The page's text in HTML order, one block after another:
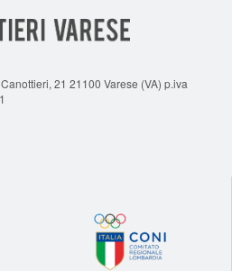
21 21100 Varese (VA) p.iva